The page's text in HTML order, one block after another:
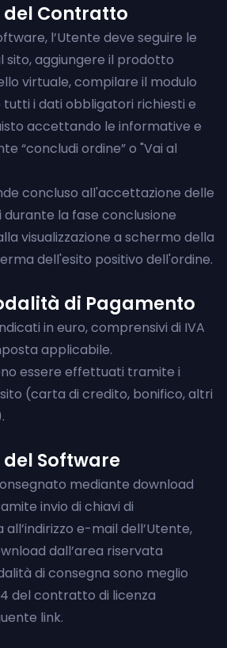
del Contratto
l’Utente deve seguire le
sito, aggiungere il prodotto
virtuale, compilare il modulo
tutti i dati obbligatori richiesti e
accettando le informative e
“concludi ordine” o "Vai al
concluso all'accettazione delle
la fase conclusione
visualizzazione a schermo della
dell'esito positivo dell'ordine.
di Pagamento
in euro, comprensivi di IVA
applicabile.
essere effettuati tramite i
(carta di credito, bonifico, altri
del Software
mediante download
invio di chiavi di
e-mail dell’Utente,
dall’area riservata
di consegna sono meglio
del contratto di licenza
link.